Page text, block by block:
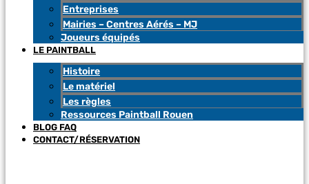
Entreprises
Mairies – Centres Aérés – MJ
Joueurs équipés
LE PAINTBALL
Histoire
Le matériel
Les règles
Ressources Paintball Rouen
BLOG FAQ
CONTACT/RÉSERVATION